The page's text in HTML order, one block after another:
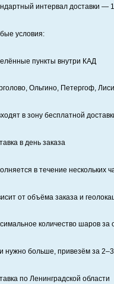
интервал доставки — 1
условия:
пункты внутри КАД
Ольгино, Петергоф,
в зону бесплатной
в день заказа
в течение нескольких
от объёма заказа и
количество шаров за
нужно больше, привезём за
по Ленинградской области